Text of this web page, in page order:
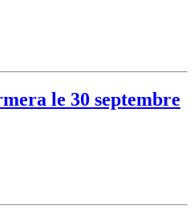
le 30 septembre